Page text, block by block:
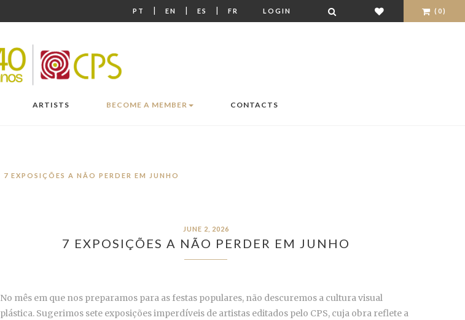
PT | EN | ES | FR LOGIN (0)
ARTISTS BECOME A MEMBER CONTACTS
7 EXPOSIÇÕES A NÃO PERDER EM JUNHO
JUNE 2, 2026
7 EXPOSIÇÕES A NÃO PERDER EM JUNHO
No mês em que nos preparamos para as festas populares, não descuremos a cultura visual
plástica. Sugerimos sete exposições imperdíveis de artistas editados pelo CPS, cuja obra reflete a